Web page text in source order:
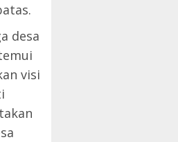
desa
visi